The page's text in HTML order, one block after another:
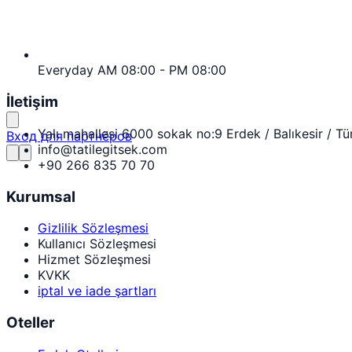
Вход для партнёров
Everyday AM 08:00 - PM 08:00
İletişim
Yalı mahallesi 6000 sokak no:9 Erdek / Balıkesir /
info@tatilegitsek.com
+90 266 835 70 70
Kurumsal
Gizlilik Sözleşmesi
Kullanıcı Sözleşmesi
Hizmet Sözleşmesi
KVKK
iptal ve iade şartları
Oteller